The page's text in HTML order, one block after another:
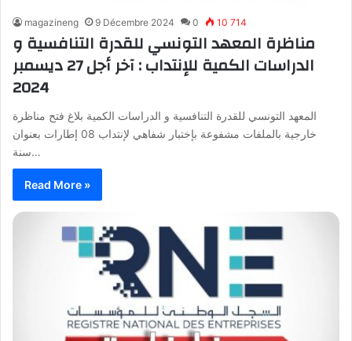
magazineng 9 Décembre 2024 0 10 714
مناظرة المعهد التونسي للقدرة التنافسية و
الدراسات الكمية للإنتداب : آخر أجل 27 ديسمبر
2024
المعهد التونسي للقدرة التنافسية و الدراسات الكمية بلاغ فتح مناظرة
خارجية بالملفات مشفوعة بإختبار شفاهي لإنتداب 08 إطارات بعنوان
سنة…
Read More »